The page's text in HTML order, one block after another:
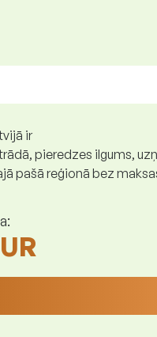
ir
pieredzes ilgums,
pašā reģionā bez